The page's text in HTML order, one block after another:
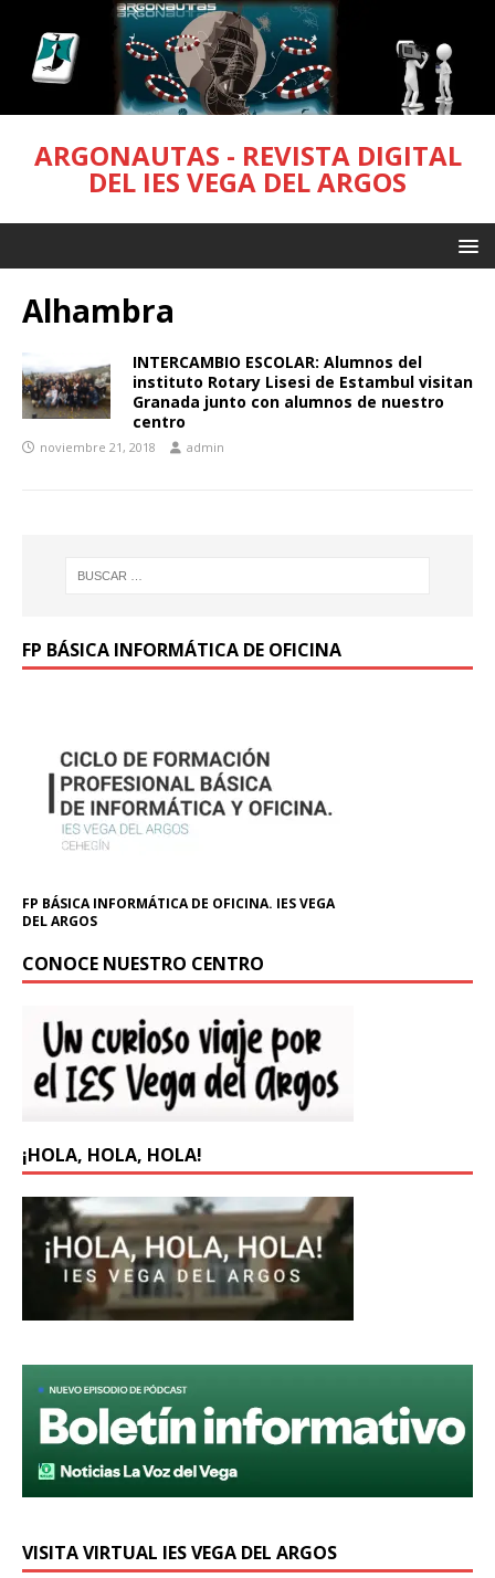
ARGONAUTAS - REVISTA DIGITAL
DEL IES VEGA DEL ARGOS
Alhambra
INTERCAMBIO ESCOLAR: Alumnos del
instituto Rotary Lisesi de Estambul visitan
Granada junto con alumnos de nuestro
centro
noviembre 21, 2018 admin
FP BÁSICA INFORMÁTICA DE OFICINA
FP BÁSICA INFORMÁTICA DE OFICINA. IES VEGA
DEL ARGOS
CONOCE NUESTRO CENTRO
¡HOLA, HOLA, HOLA!
VISITA VIRTUAL IES VEGA DEL ARGOS